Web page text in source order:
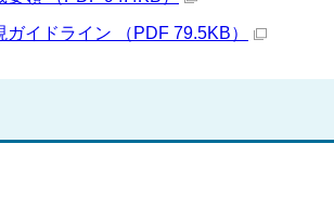
イドライン （PDF 79.5KB）